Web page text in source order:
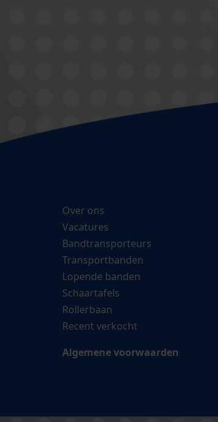
Over ons
Vacatures
Bandtransporteurs
Transportbanden
Lopende banden
Schaartafels
Rollerbaan
Recent verkocht
Algemene voorwaarden